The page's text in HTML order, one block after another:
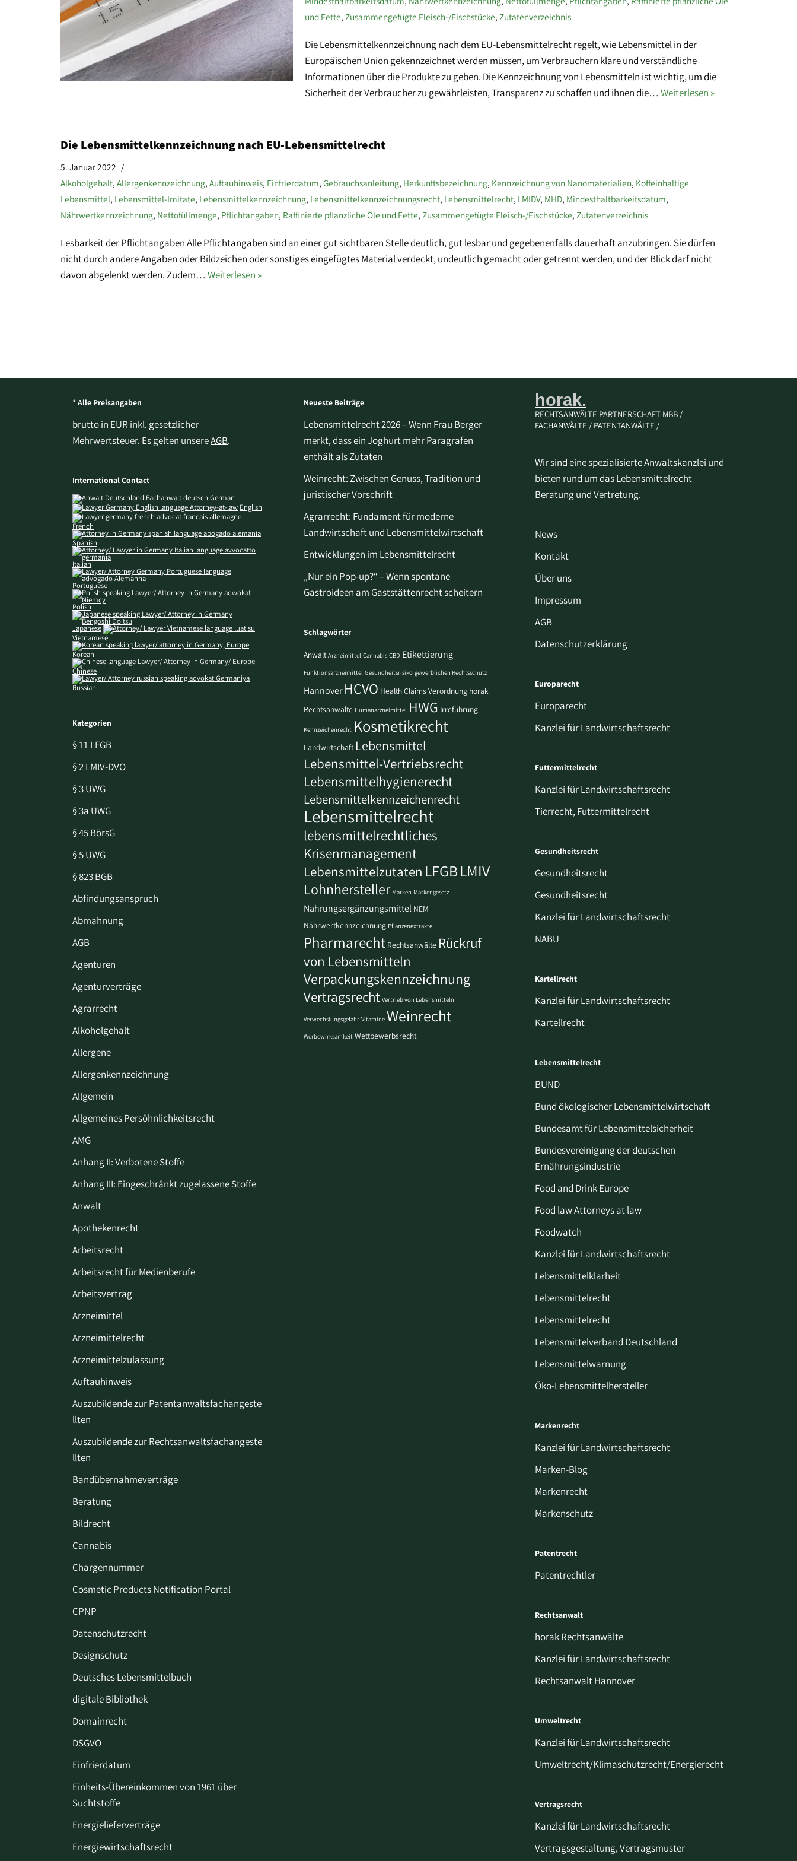
und Fette, Zusammengefügte Fleisch-/Fischstücke, Zutatenverzeichnis
Die Lebensmittelkennzeichnung nach dem EU-Lebensmittelrecht regelt, wie Lebensmittel in der
Europäischen Union gekennzeichnet werden müssen, um Verbrauchern klare und verständliche
Informationen über die Produkte zu geben. Die Kennzeichnung von Lebensmitteln ist wichtig, um die
Sicherheit der Verbraucher zu gewährleisten, Transparenz zu schaffen und ihnen die… Weiterlesen »
Die Lebensmittelkennzeichnung nach EU-Lebensmittelrecht
5. Januar 2022
Alkoholgehalt, Allergenkennzeichnung, Auftauhinweis, Einfrierdatum, Gebrauchsanleitung, Herkunftsbezeichnung, Kennzeichnung von Nanomaterialien, Koffeinhaltige
Lebensmittel, Lebensmittel-Imitate, Lebensmittelkennzeichnung, Lebensmittelkennzeichnungsrecht, Lebensmittelrecht, LMIDV, MHD, Mindesthaltbarkeitsdatum,
Nährwertkennzeichnung, Nettofüllmenge, Pflichtangaben, Raffinierte pflanzliche Öle und Fette, Zusammengefügte Fleisch-/Fischstücke, Zutatenverzeichnis
Lesbarkeit der Pflichtangaben Alle Pflichtangaben sind an einer gut sichtbaren Stelle deutlich, gut lesbar und gegebenenfalls dauerhaft anzubringen. Sie dürfen
nicht durch andere Angaben oder Bildzeichen oder sonstiges eingefügtes Material verdeckt, undeutlich gemacht oder getrennt werden, und der Blick darf nicht
davon abgelenkt werden. Zudem… Weiterlesen »
* Alle Preisangaben
brutto in EUR inkl. gesetzlicher
Mehrwertsteuer. Es gelten unsereAGB.
International Contact
German
English
French
Spanish
Italian
Portuguese
Polish
Japanese
Vietnamese
Korean
Chinese
Russian
Kategorien
§ 11 LFGB
§ 2 LMIV-DVO
§ 3 UWG
§ 3a UWG
§ 45 BörsG
§ 5 UWG
§ 823 BGB
Abfindungsanspruch
Abmahnung
AGB
Agenturen
Agenturverträge
Agrarrecht
Alkoholgehalt
Allergene
Allergenkennzeichnung
Allgemein
Allgemeines Persöhnlichkeitsrecht
AMG
Anhang II: Verbotene Stoffe
Anhang III: Eingeschränkt zugelassene Stoffe
Anwalt
Apothekenrecht
Arbeitsrecht
Arbeitsrecht für Medienberufe
Arbeitsvertrag
Arzneimittel
Arzneimittelrecht
Arzneimittelzulassung
Auftauhinweis
Auszubildende zur Patentanwaltsfachangeste
llten
Auszubildende zur Rechtsanwaltsfachangeste
llten
Bandübernahmeverträge
Beratung
Bildrecht
Cannabis
Chargennummer
Cosmetic Products Notification Portal
CPNP
Datenschutzrecht
Designschutz
Deutsches Lebensmittelbuch
digitale Bibliothek
Domainrecht
DSGVO
Einfrierdatum
Einheits-Übereinkommen von 1961 über
Suchtstoffe
Energielieferverträge
Energiewirtschaftsrecht
Neueste Beiträge
Lebensmittelrecht 2026 – Wenn Frau Berger
merkt, dass ein Joghurt mehr Paragrafen
enthält als Zutaten
Weinrecht: Zwischen Genuss, Tradition und
juristischer Vorschrift
Agrarrecht: Fundament für moderne
Landwirtschaft und Lebensmittelwirtschaft
Entwicklungen im Lebensmittelrecht
„Nur ein Pop-up?“ – Wenn spontane
Gastroideen am Gaststättenrecht scheitern
Schlagwörter
Anwalt Arzneimittel Cannabis CBD Etikettierung
Funktionsarzneimittel Gesundheitsrisiko gewerblichen Rechtsschutz
Hannover HCVO Health Claims Verordnung horak
Rechtsanwälte Humanarzneimittel HWG Irreführung
Kennzeichenrecht Kosmetikrecht
Landwirtschaft Lebensmittel
Lebensmittel-Vertriebsrecht
Lebensmittelhygienerecht
Lebensmittelkennzeichenrecht
Lebensmittelrecht
lebensmittelrechtliches
Krisenmanagement
Lebensmittelzutaten LFGBLMIV
Lohnhersteller Marken Markengesetz
Nahrungsergänzungsmittel NEM
Nährwertkennzeichnung Pflanzenextrakte
Pharmarecht Rechtsanwälte Rückruf
von Lebensmitteln
Verpackungskennzeichnung
Vertragsrecht Vertrieb von Lebensmitteln
Verwechslungsgefahr Vitamine Weinrecht
Werbewirksamkeit Wettbewerbsrecht
horak.
RECHTSANWÄLTE PARTNERSCHAFT MBB /
FACHANWÄLTE / PATENTANWÄLTE /
Wir sind eine spezialisierte Anwaltskanzlei und
bieten rund um das Lebensmittelrecht
Beratung und Vertretung.
News
Kontakt
Über uns
Impressum
AGB
Datenschutzerklärung
Europarecht
Europarecht
Kanzlei für Landwirtschaftsrecht
Futtermittelrecht
Kanzlei für Landwirtschaftsrecht
Tierrecht, Futtermittelrecht
Gesundheitsrecht
Gesundheitsrecht
Gesundheitsrecht
Kanzlei für Landwirtschaftsrecht
NABU
Kartellrecht
Kanzlei für Landwirtschaftsrecht
Kartellrecht
Lebensmittelrecht
BUND
Bund ökologischer Lebensmittelwirtschaft
Bundesamt für Lebensmittelsicherheit
Bundesvereinigung der deutschen
Ernährungsindustrie
Food and Drink Europe
Food law Attorneys at law
Foodwatch
Kanzlei für Landwirtschaftsrecht
Lebensmittelklarheit
Lebensmittelrecht
Lebensmittelrecht
Lebensmittelverband Deutschland
Lebensmittelwarnung
Öko-Lebensmittelhersteller
Markenrecht
Kanzlei für Landwirtschaftsrecht
Marken-Blog
Markenrecht
Markenschutz
Patentrecht
Patentrechtler
Rechtsanwalt
horak Rechtsanwälte
Kanzlei für Landwirtschaftsrecht
Rechtsanwalt Hannover
Umweltrecht
Kanzlei für Landwirtschaftsrecht
Umweltrecht/Klimaschutzrecht/Energierecht
Vertragsrecht
Kanzlei für Landwirtschaftsrecht
Vertragsgestaltung, Vertragsmuster